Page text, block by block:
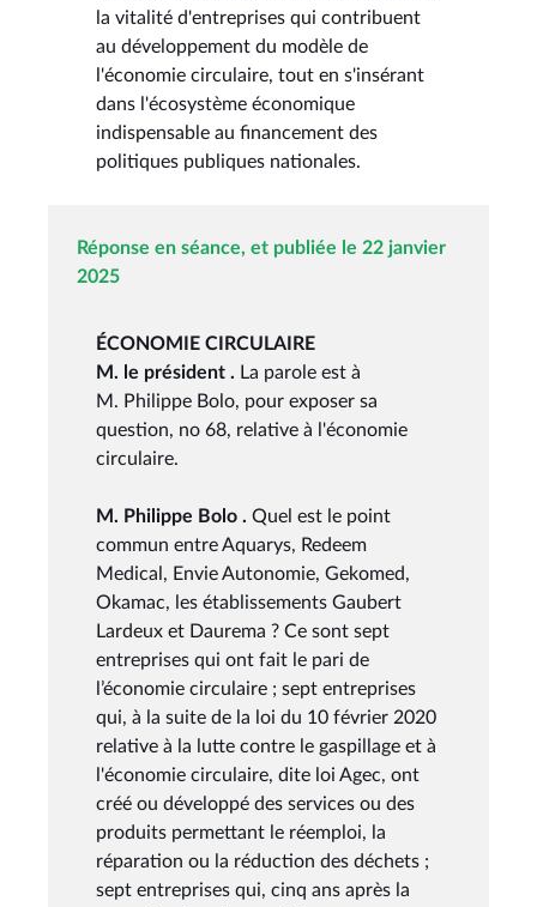
la vitalité d'entreprises qui contribuent
au développement du modèle de
l'économie circulaire, tout en s'insérant
dans l'écosystème économique
indispensable au financement des
politiques publiques nationales.
Réponse en séance, et publiée le 22 janvier
2025
ÉCONOMIE CIRCULAIRE
M. le président . La parole est à
M. Philippe Bolo, pour exposer sa
question, no 68, relative à l'économie
circulaire.
M. Philippe Bolo . Quel est le point
commun entre Aquarys, Redeem
Medical, Envie Autonomie, Gekomed,
Okamac, les établissements Gaubert
Lardeux et Daurema ? Ce sont sept
entreprises qui ont fait le pari de
l’économie circulaire ; sept entreprises
qui, à la suite de la loi du 10 février 2020
relative à la lutte contre le gaspillage et à
l'économie circulaire, dite loi Agec, ont
créé ou développé des services ou des
produits permettant le réemploi, la
réparation ou la réduction des déchets ;
sept entreprises qui, cinq ans après la